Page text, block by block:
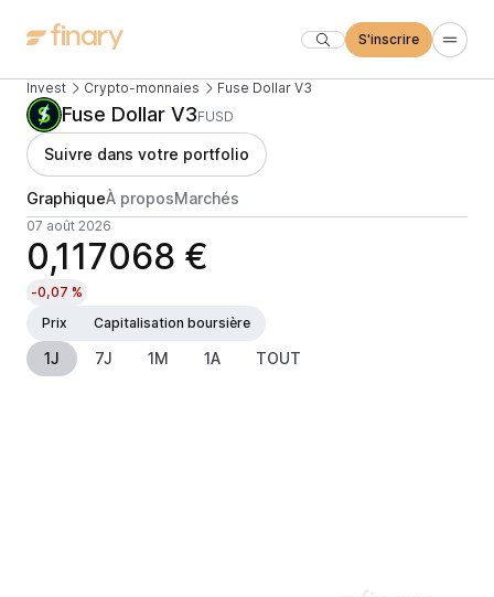
S'inscrire
Invest Crypto-monnaies Fuse Dollar V3
Fuse Dollar V3FUSD
Suivre dans votre portfolio
GraphiqueÀ proposMarchés
07 août 2026
0,117068 €
-0,07 %
Prix
Capitalisation boursière
1J 7J 1M 1A TOUT